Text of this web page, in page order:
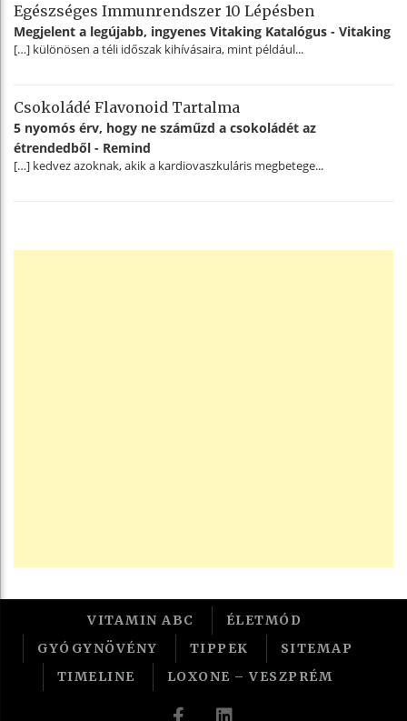
Egészséges Immunrendszer 10 Lépésben
Megjelent a legújabb, ingyenes Vitaking Katalógus - Vitaking
[…] különösen a téli időszak kihívásaira, mint például...
Csokoládé Flavonoid Tartalma
5 nyomós érv, hogy ne száműzd a csokoládét az
étrendedből - Remind
[…] kedvez azoknak, akik a kardiovaszkuláris megbetege...
VITAMIN ABC
ÉLETMÓD
GYÓGYNÖVÉNY
TIPPEK
SITEMAP
TIMELINE
LOXONE – VESZPRÉM